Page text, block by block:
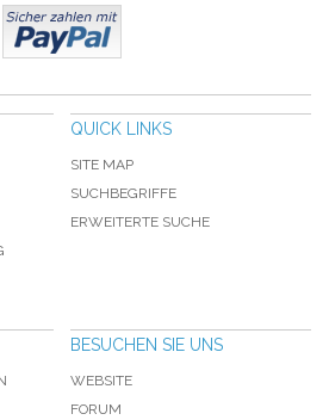
QUICK LINKS
SITE MAP
SUCHBEGRIFFE
ERWEITERTE SUCHE
BESUCHEN SIE UNS
WEBSITE
FORUM